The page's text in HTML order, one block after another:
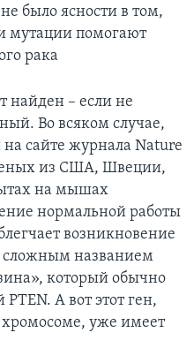
было ясности в том,
мутации помогают
рака
найден – если не
Во всяком случае,
на сайте журнала Nature
из США, Швеции,
на мышах
нормальной работы
возникновение
сложным названием
который обычно
А вот этот ген,
уже имеет